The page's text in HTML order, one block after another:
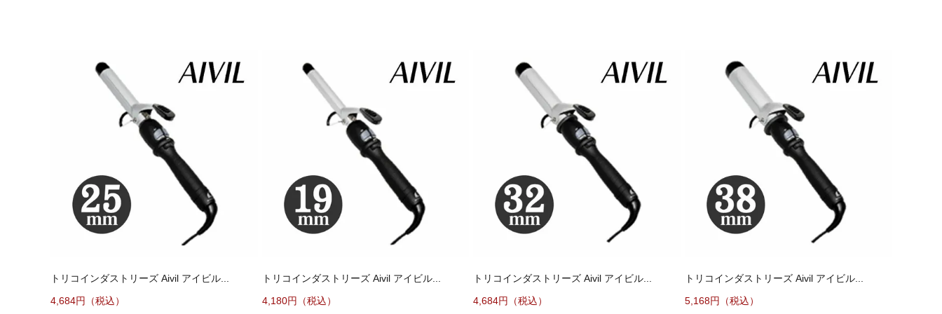
トリコインダストリーズ Aivil アイビル...
4,684円（税込）
トリコインダストリーズ Aivil アイビル...
4,180円（税込）
トリコインダストリーズ Aivil アイビル...
4,684円（税込）
トリコインダストリーズ Aivil アイビル...
5,168円（税込）